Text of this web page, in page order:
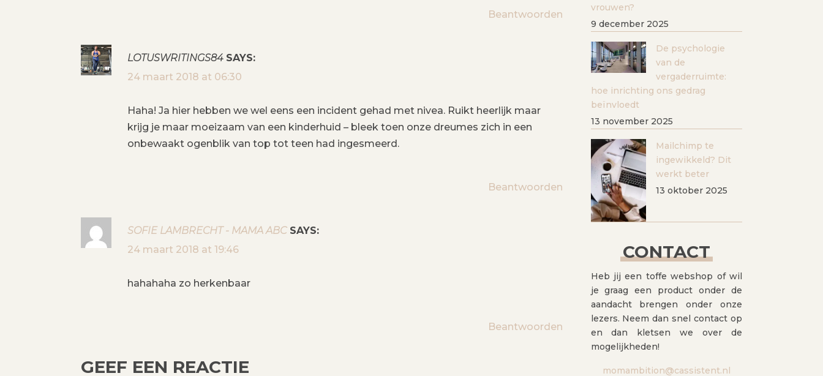
I
E
Beantwoorden
LOTUSWRITINGS84 SAYS:
24 maart 2018 at 06:30
Haha! Ja hier hebben we wel eens een incident gehad met nivea. Ruikt heerlijk maar
krijg je maar moeizaam van een kinderhuid – bleek toen onze dreumes zich in een
onbewaakt ogenblik van top tot teen had ingesmeerd.
Beantwoorden
SOFIE LAMBRECHT - MAMA ABC SAYS:
24 maart 2018 at 19:46
hahahaha zo herkenbaar
Beantwoorden
GEEF EEN REACTIE
vrouwen?
9 december 2025
De psychologie
van de
vergaderruimte:
hoe inrichting ons gedrag
beïnvloedt
13 november 2025
Mailchimp te
ingewikkeld? Dit
werkt beter
13 oktober 2025
CONTACT
Heb jij een toffe webshop of wil
je graag een product onder de
aandacht brengen onder onze
lezers. Neem dan snel contact op
en dan kletsen we over de
mogelijkheden!
momambition@cassistent.nl